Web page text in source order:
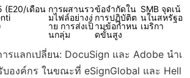
(E20/เดือน การผสานรว
มไฟล์อย่างง่
าย การส่งเป็
นกลุ่ม
ข้อจำกัดใน
การปฏิบัติต
ามข้อกำหน
ดขั้นสูง
SMB จุดเน้
นในสหรัฐอ
เมริกา
รแลกเปลี่ยน: DocuSign และ Adobe นำเ
องค์กร ในขณะที่ eSignGlobal และ Hell